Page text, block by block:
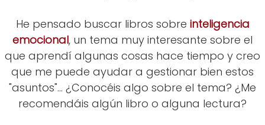
He pensado buscar libros sobre inteligencia
emocional, un tema muy interesante sobre el
que aprendí algunas cosas hace tiempo y creo
que me puede ayudar a gestionar bien estos
"asuntos"... ¿Conocéis algo sobre el tema? ¿Me
recomendáis algún libro o alguna lectura?